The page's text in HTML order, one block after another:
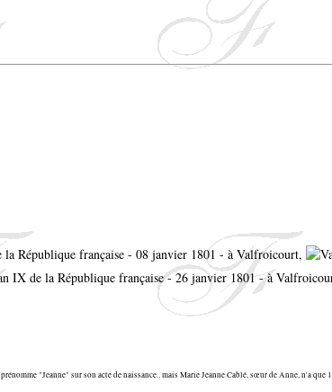
la République française - 08 janvier 1801 - à Valfroicourt,
IX de la République française - 26 janvier 1801 - à
"Jeanne" sur son acte de naissance.. mais Marie Jeanne Cablé, sœur de Anne, n'a que